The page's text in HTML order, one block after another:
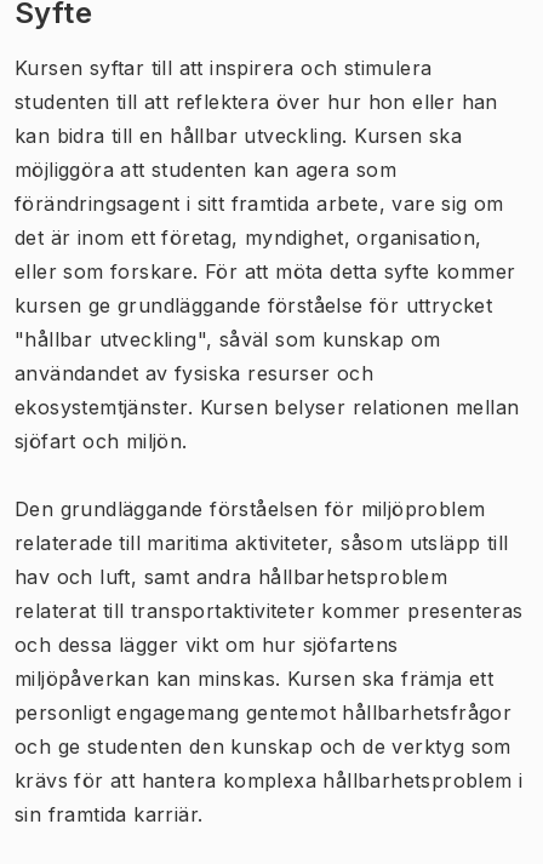
Syfte
Kursen syftar till att inspirera och stimulera
studenten till att reflektera över hur hon eller han
kan bidra till en hållbar utveckling. Kursen ska
möjliggöra att studenten kan agera som
förändringsagent i sitt framtida arbete, vare sig om
det är inom ett företag, myndighet, organisation,
eller som forskare. För att möta detta syfte kommer
kursen ge grundläggande förståelse för uttrycket
"hållbar utveckling", såväl som kunskap om
användandet av fysiska resurser och
ekosystemtjänster. Kursen belyser relationen mellan
sjöfart och miljön.
Den grundläggande förståelsen för miljöproblem
relaterade till maritima aktiviteter, såsom utsläpp till
hav och luft, samt andra hållbarhetsproblem
relaterat till transportaktiviteter kommer presenteras
och dessa lägger vikt om hur sjöfartens
miljöpåverkan kan minskas. Kursen ska främja ett
personligt engagemang gentemot hållbarhetsfrågor
och ge studenten den kunskap och de verktyg som
krävs för att hantera komplexa hållbarhetsproblem i
sin framtida karriär.